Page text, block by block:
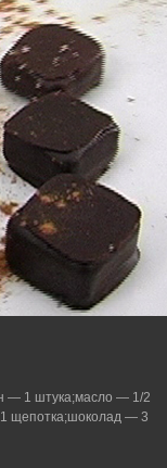
— 1 штука;масло — 1/2
щепотка;шоколад — 3